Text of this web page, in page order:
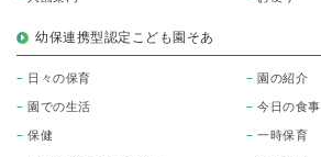
幼保連携型認定こども園そあ
日々の保育 園の紹介
園での生活 今日の食事
保健 一時保育